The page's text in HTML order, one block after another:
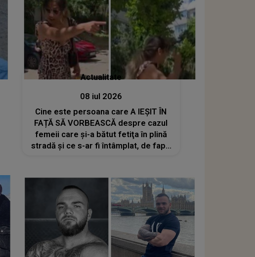
Actualitate
08 iul 2026
Cine este persoana care A IEȘIT ÎN
FAȚĂ SĂ VORBEASCĂ despre cazul
femeii care și-a bătut fetiţa în plină
stradă și ce s-ar fi întâmplat, de fapt: